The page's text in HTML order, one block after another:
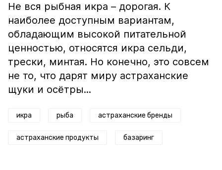
Не вся рыбная икра – дорогая. К
наиболее доступным вариантам,
обладающим высокой питательной
ценностью, относятся икра сельди,
трески, минтая. Но конечно, это совсем
не то, что дарят миру астраханские
щуки и осётры...
икра рыба астраханские бренды
астраханские продукты базаринг